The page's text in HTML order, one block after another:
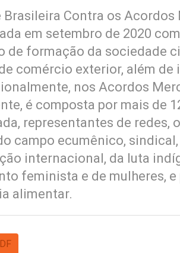
Brasileira Contra os Acordos
em setembro de 2020
de formação da sociedade
comércio exterior, além de
nos Acordos
é composta por mais de
representantes de redes,
campo ecumênico,
internacional, da luta
feminista e de mulheres,
alimentar.